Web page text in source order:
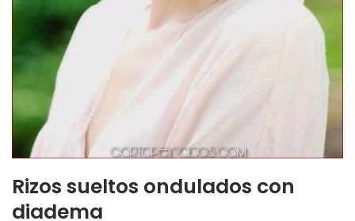
Rizos sueltos ondulados con
diadema